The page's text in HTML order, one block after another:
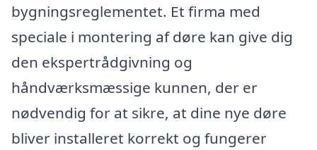
bygningsreglementet. Et firma med
speciale i montering af døre kan give dig
den ekspertrådgivning og
håndværksmæssige kunnen, der er
nødvendig for at sikre, at dine nye døre
bliver installeret korrekt og fungerer